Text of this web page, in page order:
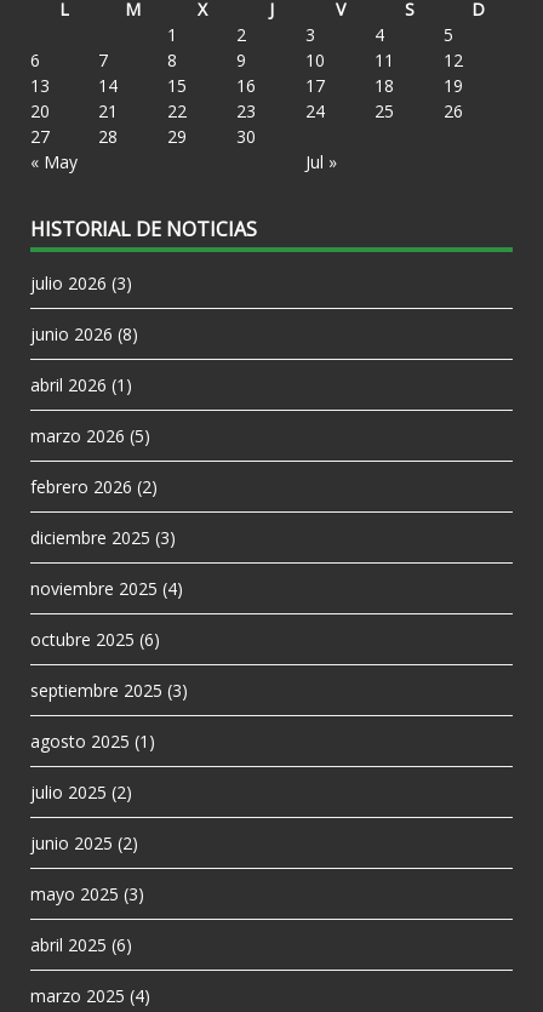
L
M X J V S D
« May Jul »
1 2 3 4
5
6
7 8 9 10 11
12
13
14 15 16 17 18
19
20
21 22 23 24 25
26
27
28 29 30
HISTORIAL DE NOTICIAS
julio 2026 (3)
junio 2026 (8)
abril 2026 (1)
marzo 2026 (5)
febrero 2026 (2)
diciembre 2025 (3)
noviembre 2025 (4)
octubre 2025 (6)
septiembre 2025 (3)
agosto 2025 (1)
julio 2025 (2)
junio 2025 (2)
mayo 2025 (3)
abril 2025 (6)
marzo 2025 (4)